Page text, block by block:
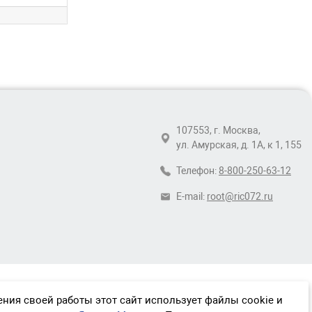
107553, г. Москва,
ул. Амурская, д. 1А, к 1, 155
Телефон: 8-800-250-63-12
E-mail: root@ric072.ru
своей работы этот сайт использует файлы cookie и